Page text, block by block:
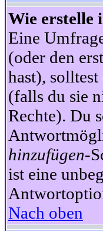
Wie erstelle
Eine
(oder den
hast),
(falls du sie
Rechte). Du
hinzufügen-
ist eine
Nach oben